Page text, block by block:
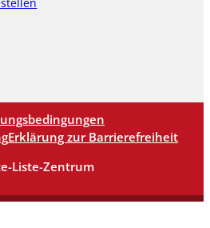
Erklärung zur Barrierefreiheit
Liste-Zentrum